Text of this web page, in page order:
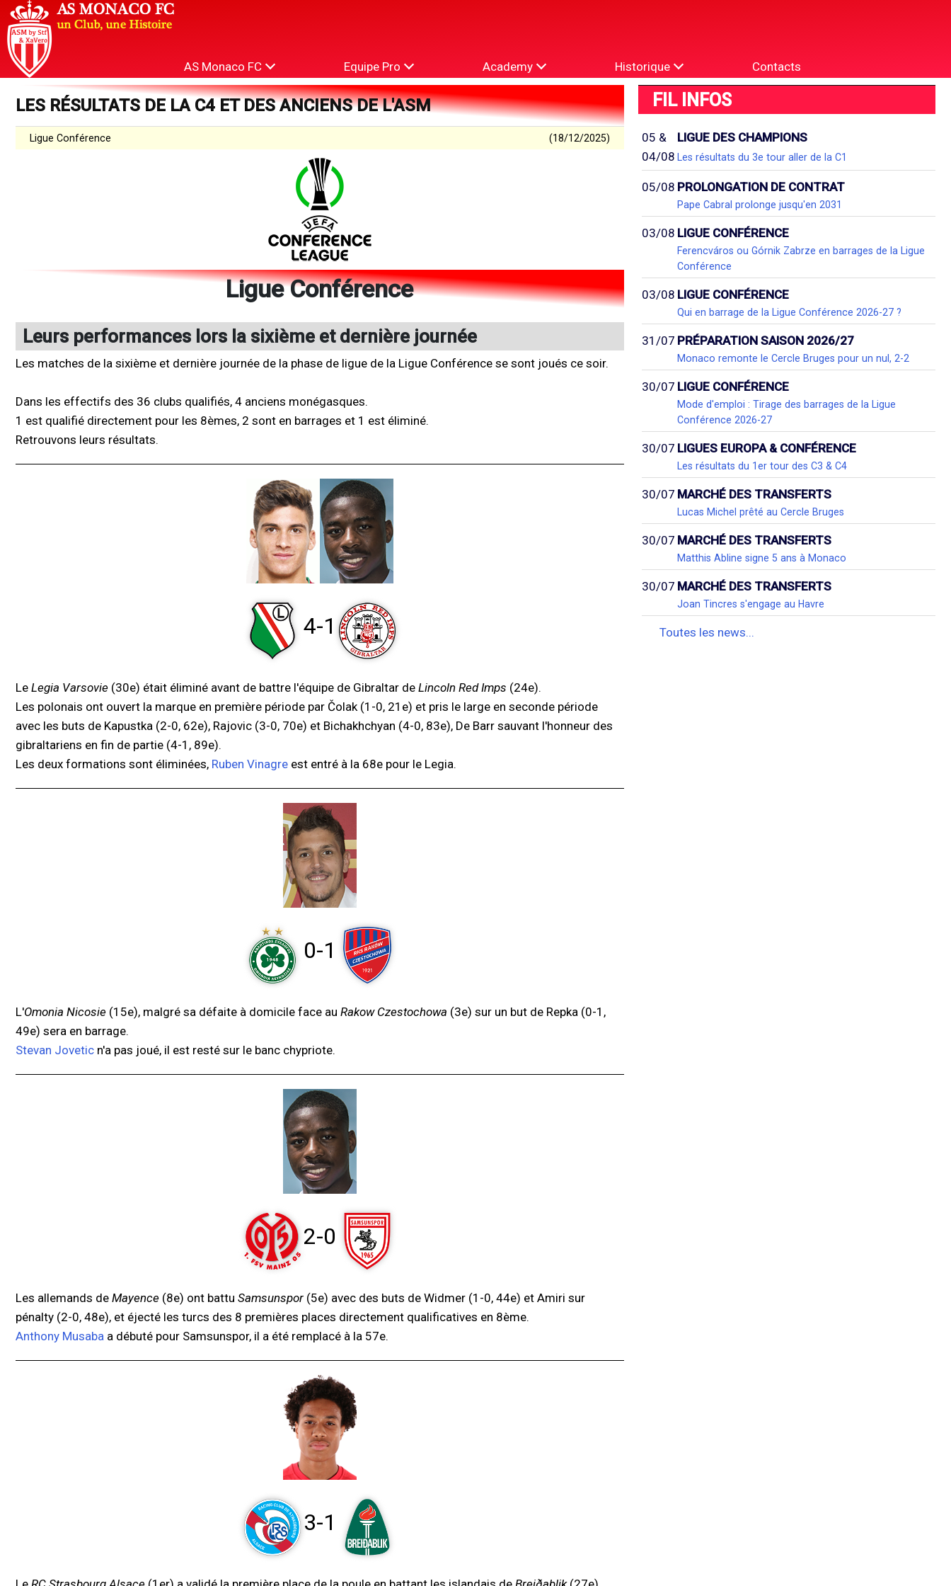
AS Monaco FC Equipe Pro Academy Historique Contacts
LES RÉSULTATS DE LA C4 ET DES ANCIENS DE L'ASM
Ligue Conférence (18/12/2025)
Ligue Conférence
Leurs performances lors la sixième et dernière journée
Les matches de la sixième et dernière journée de la phase de ligue de la Ligue Conférence se sont joués ce soir.
Dans les effectifs des 36 clubs qualifiés, 4 anciens monégasques.
1 est qualifié directement pour les 8èmes, 2 sont en barrages et 1 est éliminé.
Retrouvons leurs résultats.
4-1
Le Legia Varsovie (30e) était éliminé avant de battre l'équipe de Gibraltar de Lincoln Red Imps (24e).
Les polonais ont ouvert la marque en première période par Čolak (1-0, 21e) et pris le large en seconde période
avec les buts de Kapustka (2-0, 62e), Rajovic (3-0, 70e) et Bichakhchyan (4-0, 83e), De Barr sauvant l'honneur des
gibraltariens en fin de partie (4-1, 89e).
Les deux formations sont éliminées, Ruben Vinagre est entré à la 68e pour le Legia.
0-1
L'Omonia Nicosie (15e), malgré sa défaite à domicile face au Rakow Czestochowa (3e) sur un but de Repka (0-1,
49e) sera en barrage.
Stevan Jovetic n'a pas joué, il est resté sur le banc chypriote.
2-0
Les allemands de Mayence (8e) ont battu Samsunspor (5e) avec des buts de Widmer (1-0, 44e) et Amiri sur
pénalty (2-0, 48e), et éjecté les turcs des 8 premières places directement qualificatives en 8ème.
Anthony Musaba a débuté pour Samsunspor, il a été remplacé à la 57e.
3-1
FIL INFOS
05 &
04/08
LIGUE DES CHAMPIONS
Les résultats du 3e tour aller de la C1
05/08 PROLONGATION DE CONTRAT
Pape Cabral prolonge jusqu'en 2031
03/08 LIGUE CONFÉRENCE
Ferencváros ou Górnik Zabrze en barrages de la Ligue
Conférence
03/08 LIGUE CONFÉRENCE
Qui en barrage de la Ligue Conférence 2026-27 ?
31/07 PRÉPARATION SAISON 2026/27
Monaco remonte le Cercle Bruges pour un nul, 2-2
30/07 LIGUE CONFÉRENCE
Mode d'emploi : Tirage des barrages de la Ligue
Conférence 2026-27
30/07 LIGUES EUROPA & CONFÉRENCE
Les résultats du 1er tour des C3 & C4
30/07 MARCHÉ DES TRANSFERTS
Lucas Michel prêté au Cercle Bruges
30/07 MARCHÉ DES TRANSFERTS
Matthis Abline signe 5 ans à Monaco
30/07 MARCHÉ DES TRANSFERTS
Joan Tincres s'engage au Havre
Toutes les news...